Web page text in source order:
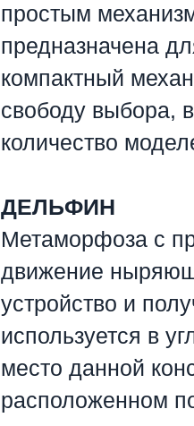
простым
предназначена
компактный
свободу выбора,
количество
ДЕЛЬФИН
Метаморфоза с
движение
устройство и
используется в
место данной
расположенном